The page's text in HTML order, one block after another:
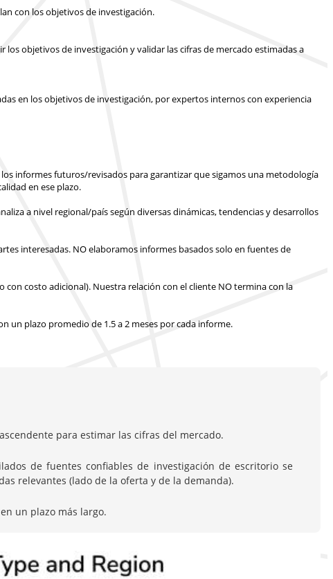
con los objetivos de investigación.
objetivos de investigación y validar las cifras de mercado estimadas a
en los objetivos de investigación, por expertos internos con experiencia
informes futuros/revisados para garantizar que sigamos una metodología
en ese plazo.
a nivel regional/país según diversas dinámicas, tendencias y desarrollos
interesadas. NO elaboramos informes basados solo en fuentes de
con costo adicional). Nuestra relación con el cliente NO termina con la
un plazo promedio de 1.5 a 2 meses por cada informe.
para estimar las cifras del mercado.
de fuentes confiables de investigación de escritorio se
relevantes (lado de la oferta y de la demanda).
un plazo más largo.